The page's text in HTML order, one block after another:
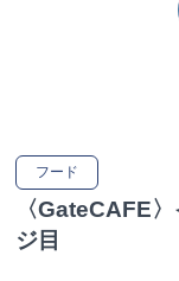
フード
〈GateCAFE
ジ目